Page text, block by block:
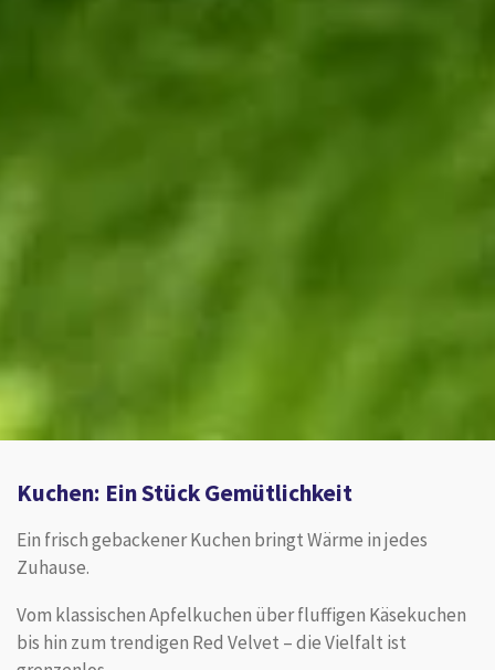
Kuchen: Ein Stück Gemütlichkeit
Ein frisch gebackener Kuchen bringt Wärme in jedes
Zuhause.
Vom klassischen Apfelkuchen über fluffigen Käsekuchen
bis hin zum trendigen Red Velvet – die Vielfalt ist